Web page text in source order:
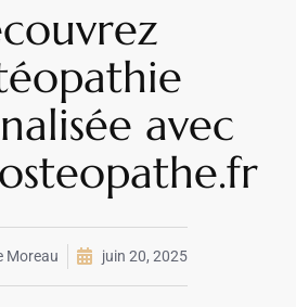
avec
Moreau juin 20, 2025